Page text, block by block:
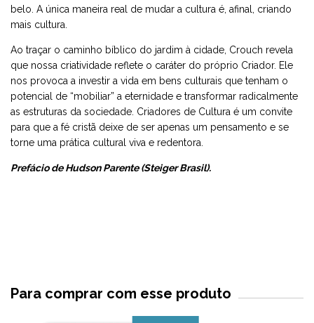
belo. A única maneira real de mudar a cultura é, afinal, criando
mais cultura.
Ao traçar o caminho bíblico do jardim à cidade, Crouch revela
que nossa criatividade reflete o caráter do próprio Criador. Ele
nos provoca a investir a vida em bens culturais que tenham o
potencial de “mobiliar” a eternidade e transformar radicalmente
as estruturas da sociedade. Criadores de Cultura é um convite
para que a fé cristã deixe de ser apenas um pensamento e se
torne uma prática cultural viva e redentora.
Prefácio de Hudson Parente (Steiger Brasil).
Para comprar com esse produto